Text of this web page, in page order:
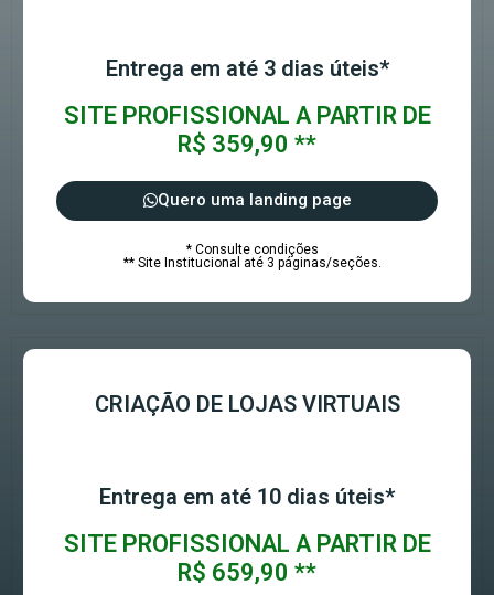
Entrega em até 3 dias úteis*
SITE PROFISSIONAL A PARTIR DE
R$ 359,90 **
Quero uma landing page
* Consulte condições
** Site Institucional até 3 páginas/seções.
CRIAÇÃO DE LOJAS VIRTUAIS
Entrega em até 10 dias úteis*
SITE PROFISSIONAL A PARTIR DE
R$ 659,90 **